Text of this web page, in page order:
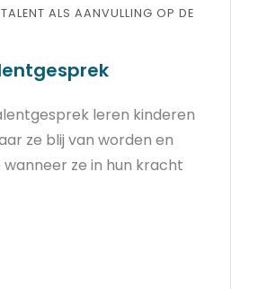
ALS AANVULLING OP DE
leren kinderen
ze blij van worden en
ze in hun kracht